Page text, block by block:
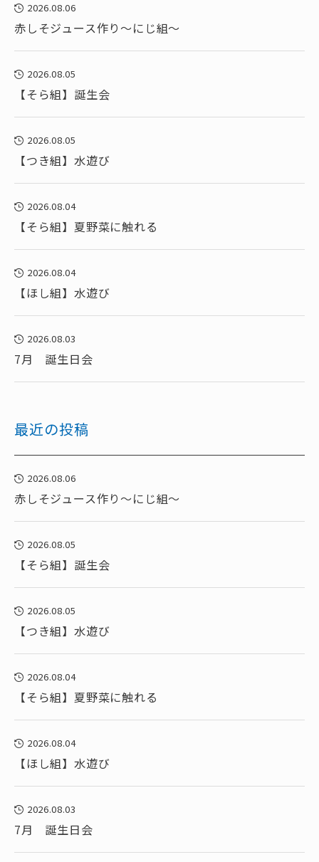
2026.08.06
赤しそジュース作り～にじ組～
2026.08.05
【そら組】誕生会
2026.08.05
【つき組】水遊び
2026.08.04
【そら組】夏野菜に触れる
2026.08.04
【ほし組】水遊び
2026.08.03
7月 誕生日会
最近の投稿
2026.08.06
赤しそジュース作り～にじ組～
2026.08.05
【そら組】誕生会
2026.08.05
【つき組】水遊び
2026.08.04
【そら組】夏野菜に触れる
2026.08.04
【ほし組】水遊び
2026.08.03
7月 誕生日会